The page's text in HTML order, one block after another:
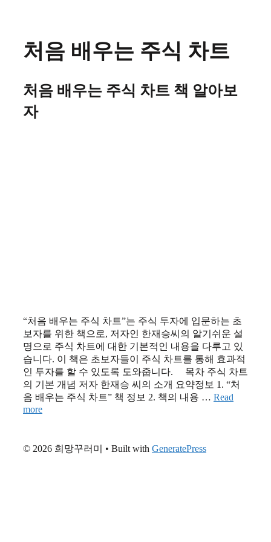
처음 배우는 주식 차트
처음 배우는 주식 차트 책 알아보
자
“처음 배우는 주식 차트”는 주식 투자에 입문하는 초
보자를 위한 책으로, 저자인 한재승씨의 알기쉬운 설
명으로 주식 차트에 대한 기본적인 내용을 다루고 있
습니다. 이 책은 초보자들이 주식 차트를 통해 효과적
인 투자를 할 수 있도록 도와줍니다. 목차 주식 차트
의 기본 개념 저자 한재승 씨의 소개 요약정보 1. “처
음 배우는 주식 차트” 책 정보 2. 책의 내용 … Read
more
© 2026 희망꾸러미 • Built with GeneratePress